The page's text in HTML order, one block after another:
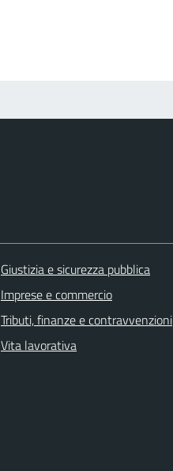
Giustizia e sicurezza pubblica
Imprese e commercio
Tributi, finanze e contravvenzioni
Vita lavorativa